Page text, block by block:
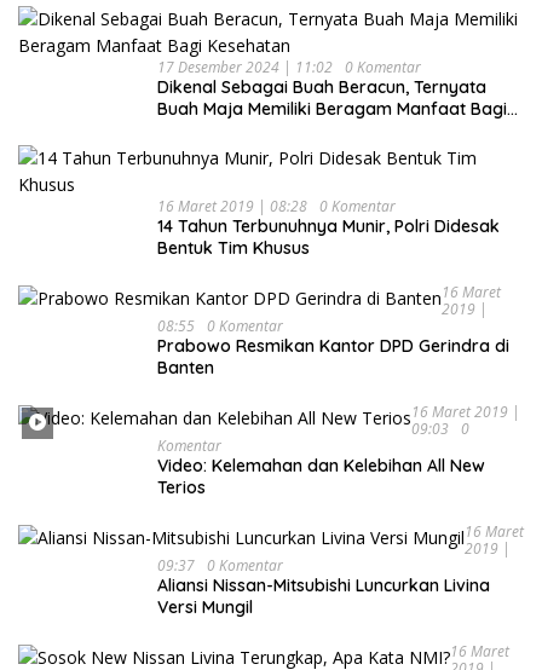
17 Desember 2024 | 11:02 0 Komentar
Dikenal Sebagai Buah Beracun, Ternyata
Buah Maja Memiliki Beragam Manfaat Bagi
16 Maret 2019 | 08:28 0 Komentar
14 Tahun Terbunuhnya Munir, Polri Didesak
Bentuk Tim Khusus
16 Maret
2019 |
08:55 0 Komentar
Prabowo Resmikan Kantor DPD Gerindra di
Banten
16 Maret 2019 |
09:03
0
Komentar
Video: Kelemahan dan Kelebihan All New
Terios
16 Maret
2019 |
09:37 0 Komentar
Aliansi Nissan-Mitsubishi Luncurkan Livina
Versi Mungil
16 Maret